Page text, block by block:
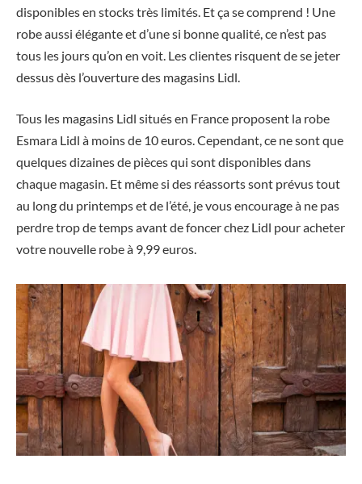
disponibles en stocks très limités. Et ça se comprend ! Une
robe aussi élégante et d’une si bonne qualité, ce n’est pas
tous les jours qu’on en voit. Les clientes risquent de se jeter
dessus dès l’ouverture des magasins Lidl.
Tous les magasins Lidl situés en France proposent la robe
Esmara Lidl à moins de 10 euros. Cependant, ce ne sont que
quelques dizaines de pièces qui sont disponibles dans
chaque magasin. Et même si des réassorts sont prévus tout
au long du printemps et de l’été, je vous encourage à ne pas
perdre trop de temps avant de foncer chez Lidl pour acheter
votre nouvelle robe à 9,99 euros.